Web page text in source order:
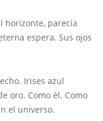
horizonte, parecía
espera. Sus ojos
Irises azul
oro. Como él. Como
el universo.